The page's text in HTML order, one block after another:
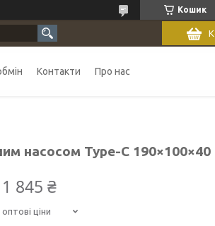
Кошик
Контакти Про нас
насосом Type-C 190×100×40
1 845 ₴
ціни